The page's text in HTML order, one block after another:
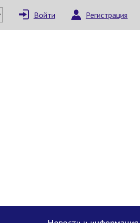
Войти Регистрация